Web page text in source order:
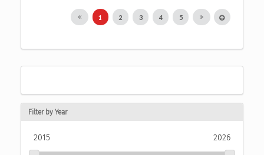
1 2 3 4 5
Filter by Year
2015 2026